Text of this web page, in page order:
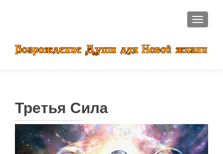
Третья Сила